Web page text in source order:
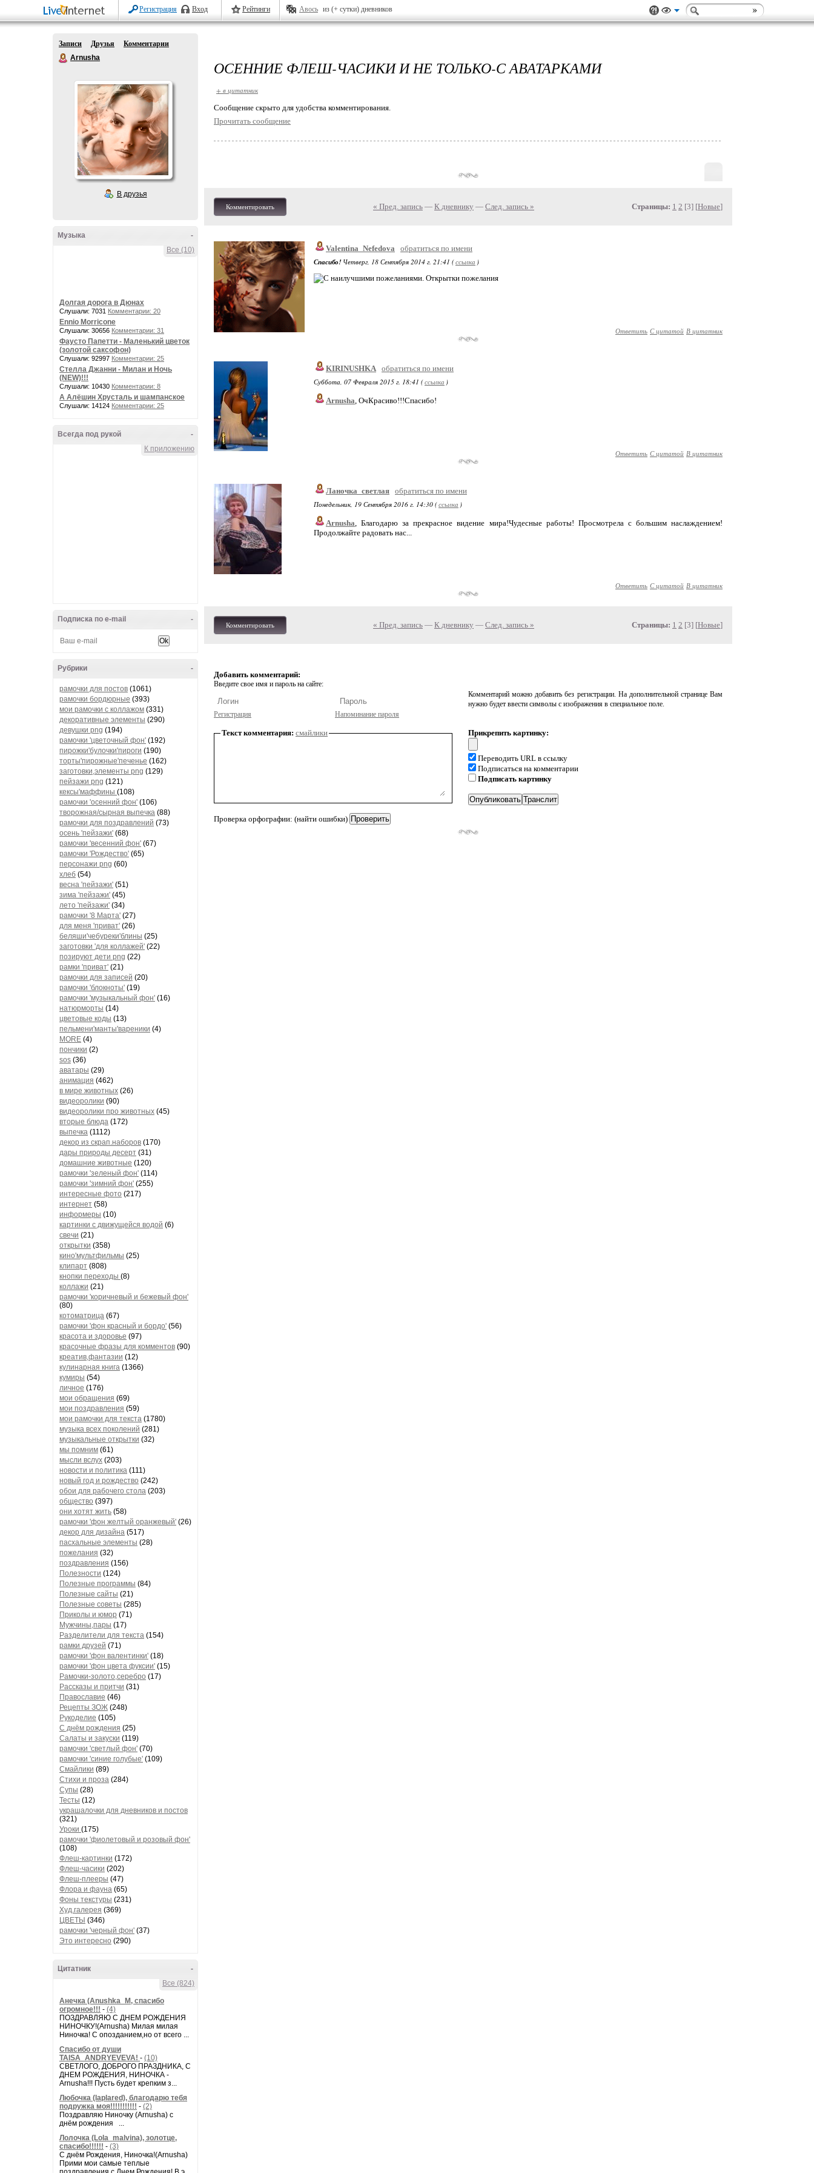
Регистрация Вход Рейтинги Авось из (+ сутки) дневников
Записи Друзья
Комментарии
Arnusha
В друзья
-
Музыка
Все (10)
Долгая дорога в Дюнах
Слушали: 7031 Комментарии: 20
Ennio Morricone
Слушали: 30656 Комментарии: 31
Фаусто Папетти - Маленький цветок
(золотой саксофон)
Слушали: 92997 Комментарии: 25
Стелла Джанни - Милан и Ночь
(NEW)!!!
Слушали: 10430 Комментарии: 8
А Алёшин Хрусталь и шампанское
Слушали: 14124 Комментарии: 25
-
Всегда под рукой
К приложению
-
Подписка по e-mail
-
Рубрики
рамочки для постов (1061)
рамочки бордюрные (393)
мои рамочки с коллажом (331)
декоративные элементы (290)
девушки png (194)
рамочки 'цветочный фон' (192)
пирожки'булочки'пироги (190)
торты'пирожные'печенье (162)
заготовки,элементы png (129)
пейзажи png (121)
кексы'маффины (108)
рамочки 'осенний фон' (106)
творожная/сырная выпечка (88)
рамочки для поздравлений (73)
осень 'пейзажи' (68)
рамочки 'весенний фон' (67)
рамочки 'Рождество' (65)
персонажи png (60)
хлеб (54)
весна 'пейзажи' (51)
зима 'пейзажи' (45)
лето 'пейзажи' (34)
рамочки '8 Марта' (27)
для меня 'приват' (26)
беляши'чебуреки'блины (25)
заготовки 'для коллажей' (22)
позируют дети png (22)
рамки 'приват' (21)
рамочки для записей (20)
рамочки 'блокноты' (19)
рамочки 'музыкальный фон' (16)
натюрморты (14)
цветовые коды (13)
пельмени'манты'вареники (4)
MORE (4)
пончики (2)
sos (36)
аватары (29)
анимация (462)
в мире животных (26)
видеоролики (90)
видеоролики про животных (45)
вторые блюда (172)
выпечка (1112)
декор из скрап.наборов (170)
дары природы десерт (31)
домашние животные (120)
рамочки 'зеленый фон' (114)
рамочки 'зимний фон' (255)
интересные фото (217)
интернет (58)
информеры (10)
картинки с движущейся водой (6)
свечи (21)
открытки (358)
кино'мультфильмы (25)
клипарт (808)
кнопки переходы (8)
коллажи (21)
рамочки 'коричневый и бежевый фон'
(80)
котоматрица (67)
рамочки 'фон красный и бордо' (56)
красота и здоровье (97)
красочные фразы для комментов (90)
креатив,фантазии (12)
кулинарная книга (1366)
кумиры (54)
личное (176)
мои обращения (69)
мои поздравления (59)
мои рамочки для текста (1780)
музыка всех поколений (281)
музыкальные открытки (32)
мы помним (61)
мысли вслух (203)
новости и политика (111)
новый год и рождество (242)
обои для рабочего стола (203)
общество (397)
они хотят жить (58)
рамочки 'фон желтый оранжевый' (26)
декор для дизайна (517)
пасхальные элементы (28)
пожелания (32)
поздравления (156)
Полезности (124)
Полезные программы (84)
Полезные сайты (21)
Полезные советы (285)
Приколы и юмор (71)
Мужчины,пары (17)
Разделители для текста (154)
рамки друзей (71)
рамочки 'фон валентинки' (18)
рамочки 'фон цвета фуксии' (15)
Рамочки-золото,серебро (17)
Рассказы и притчи (31)
Православие (46)
Рецепты ЗОЖ (248)
Рукоделие (105)
С днём рождения (25)
Салаты и закуски (119)
рамочки 'светлый фон' (70)
рамочки 'синие голубые' (109)
Смайлики (89)
Стихи и проза (284)
Супы (28)
Тесты (12)
украшалочки для дневников и постов
(321)
Уроки (175)
рамочки 'фиолетовый и розовый фон'
(108)
Флеш-картинки (172)
Флеш-часики (202)
Флеш-плееры (47)
Флора и фауна (65)
Фоны текстуры (231)
Худ.галерея (369)
ЦВЕТЫ (346)
рамочки 'черный фон' (37)
Это интересно (290)
-
Цитатник
Все (824)
Анечка (Anushka_M, спасибо
огромное!!! - (4)
ПОЗДРАВЛЯЮ С ДНЕМ РОЖДЕНИЯ
НИНОЧКУ!(Arnusha) Милая милая
Ниночка! С опозданием,но от всего ...
Спасибо от души
TAISA_ANDRYEVEVA! - (10)
СВЕТЛОГО, ДОБРОГО ПРАЗДНИКА, С
ДНЕМ РОЖДЕНИЯ, НИНОЧКА -
Arnusha!!! Пусть будет крепким з...
Любочка (laplared), благодарю тебя
подружка моя!!!!!!!!!!! - (2)
Поздравляю Ниночку (Arnusha) с
днём рождения ...
Лолочка (Lola_malvina), золотце,
спасибо!!!!!! - (3)
С днём Рождения, Ниночка!(Аrnusha)
Прими мои самые теплые
ОСЕННИЕ ФЛЕШ-ЧАСИКИ И НЕ ТОЛЬКО-С АВАТАРКАМИ
+ в цитатник
Cообщение скрыто для удобства комментирования.
Прочитать сообщение
Комментировать « Пред. запись — К дневнику — След. запись » Страницы: 1 2 [3] [Новые]
Valentina_Nefedova обратиться по имени
Спасибо! Четверг, 18 Сентября 2014 г. 21:41 (ссылка )
Ответить С цитатой В цитатник
KIRINUSHKA обратиться по имени
Суббота, 07 Февраля 2015 г. 18:41 (ссылка )
Arnusha, ОчКрасиво!!!Спасибо!
Ответить С цитатой В цитатник
Ланочка_светлая обратиться по имени
Понедельник, 19 Сентября 2016 г. 14:30 (ссылка )
Arnusha, Благодарю за прекрасное видение мира!Чудесные работы! Просмотрела с большим наслаждением!
Продолжайте радовать нас...
Ответить С цитатой В цитатник
Комментировать « Пред. запись — К дневнику — След. запись » Страницы: 1 2 [3] [Новые]
Добавить комментарий:
Введите свое имя и пароль на сайте:
Регистрация Напоминание пароля
Комментарий можно добавить без регистрации. На дополнительной странице Вам
нужно будет ввести символы с изображения в специальное поле.
Текст комментария: смайлики
Проверка орфографии: (найти ошибки)
Прикрепить картинку:
Переводить URL в ссылку
Подписаться на комментарии
Подписать картинку